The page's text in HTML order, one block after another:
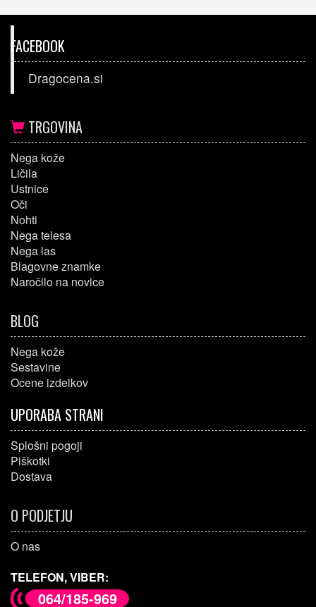
FACEBOOK
Dragocena.si
TRGOVINA
Nega kože
Ličila
Ustnice
Oči
Nohti
Nega telesa
Nega las
Blagovne znamke
Naročilo na novice
BLOG
Nega kože
Sestavine
Ocene izdelkov
UPORABA STRANI
Splošni pogoji
Piškotki
Dostava
O PODJETJU
O nas
TELEFON, VIBER:
064/185-969